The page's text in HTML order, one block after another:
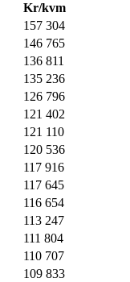
Kr/kvm
157 304
146 765
136 811
135 236
126 796
121 402
121 110
120 536
117 916
117 645
116 654
113 247
111 804
110 707
109 833